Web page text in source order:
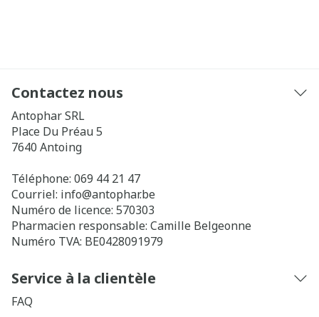
Contactez nous
Antophar SRL
Place Du Préau 5
7640 Antoing
Téléphone: 069 44 21 47
Courriel: info@antophar.be
Numéro de licence: 570303
Pharmacien responsable: Camille Belgeonne
Numéro TVA: BE0428091979
Service à la clientèle
FAQ